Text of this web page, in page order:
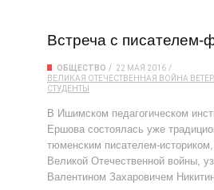
Встреча с писателем-
ОБЩЕСТВО
22 МАЯ 2016
ВЕЛИКАЯ ОТЕЧЕСТВЕННАЯ ВОЙНА
СТУДЕНТЫ
В Ишимском педагогическом
Ершова состоялась уже
тюменским писателем-
Великой Отечественной войны,
Валентином Захаровичем